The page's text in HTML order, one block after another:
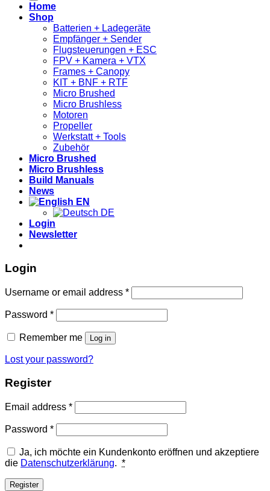
Home
Shop
Batterien + Ladegeräte
Empfänger + Sender
Flugsteuerungen + ESC
FPV + Kamera + VTX
Frames + Canopy
KIT + BNF + RTF
Micro Brushed
Micro Brushless
Motoren
Propeller
Werkstatt + Tools
Zubehör
Micro Brushed
Micro Brushless
Build Manuals
News
EN
DE
Login
Newsletter
Login
Username or email address *Required
Password *Required
Remember me Log in
Lost your password?
Register
Email address *Required
Password *Required
Ja, ich möchte ein Kundenkonto eröffnen und akzeptiere
die Datenschutzerklärung. *
Register